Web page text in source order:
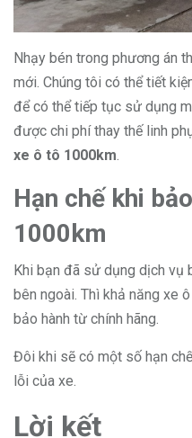
Nhạy bén trong phương án
mới. Chúng tôi có thể tiết
để có thể tiếp tục sử dụng
được chi phí thay thế linh
xe ô tô 1000km.
Hạn chế khi
1000km
Khi bạn đã sử dụng dịch
bên ngoài. Thì khả năng xe
bảo hành từ chính hãng.
Đôi khi sẽ có một số hạn
lỗi của xe.
Lời kết